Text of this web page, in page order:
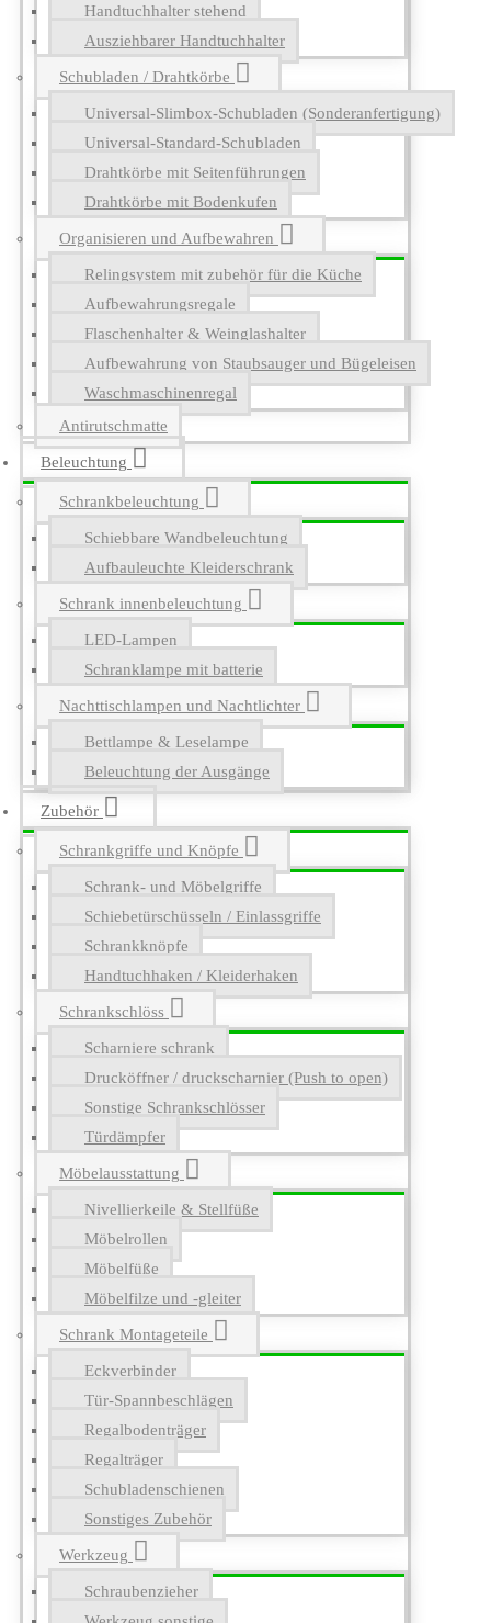
Handtuchhalter stehend
Ausziehbarer Handtuchhalter
Schubladen / Drahtkörbe
Universal-Slimbox-Schubladen (Sonderanfertigung)
Universal-Standard-Schubladen
Drahtkörbe mit Seitenführungen
Drahtkörbe mit Bodenkufen
Organisieren und Aufbewahren
Relingsystem mit zubehör für die Küche
Aufbewahrungsregale
Flaschenhalter & Weinglashalter
Aufbewahrung von Staubsauger und Bügeleisen
Waschmaschinenregal
Antirutschmatte
Beleuchtung
Schrankbeleuchtung
Schiebbare Wandbeleuchtung
Aufbauleuchte Kleiderschrank
Schrank innenbeleuchtung
LED-Lampen
Schranklampe mit batterie
Nachttischlampen und Nachtlichter
Bettlampe & Leselampe
Beleuchtung der Ausgänge
Zubehör
Schrankgriffe und Knöpfe
Schrank- und Möbelgriffe
Schiebetürschüsseln / Einlassgriffe
Schrankknöpfe
Handtuchhaken / Kleiderhaken
Schrankschlöss
Scharniere schrank
Drucköffner / druckscharnier (Push to open)
Sonstige Schrankschlösser
Türdämpfer
Möbelausstattung
Nivellierkeile & Stellfüße
Möbelrollen
Möbelfüße
Möbelfilze und -gleiter
Schrank Montageteile
Eckverbinder
Tür-Spannbeschlägen
Regalbodenträger
Regalträger
Schubladenschienen
Sonstiges Zubehör
Werkzeug
Schraubenzieher